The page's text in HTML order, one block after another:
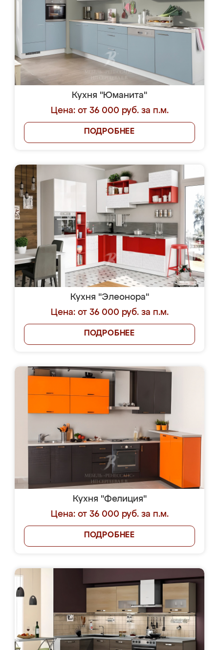
Кухня "Юманита"
Цена: от 36 000 руб. за п.м.
ПОДРОБНЕЕ
Кухня "Элеонора"
Цена: от 36 000 руб. за п.м.
ПОДРОБНЕЕ
Кухня "Фелиция"
Цена: от 36 000 руб. за п.м.
ПОДРОБНЕЕ